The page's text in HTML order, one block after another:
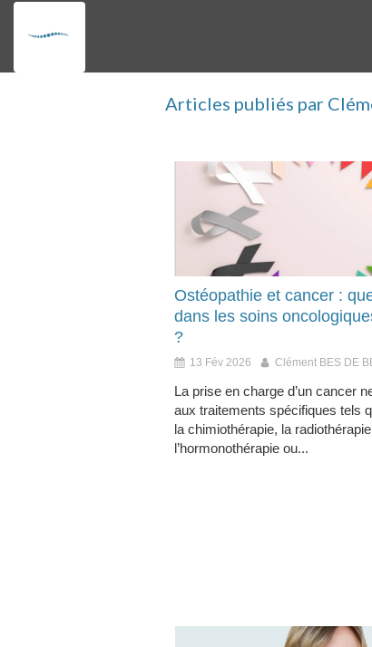
Articles publiés par
Ostéopathie et cancer :
dans les soins
?
13 Fév 2026 Clément BES DE
La prise en charge d’un cancer
aux traitements spécifiques tels
la chimiothérapie, la
l’hormonothérapie ou...